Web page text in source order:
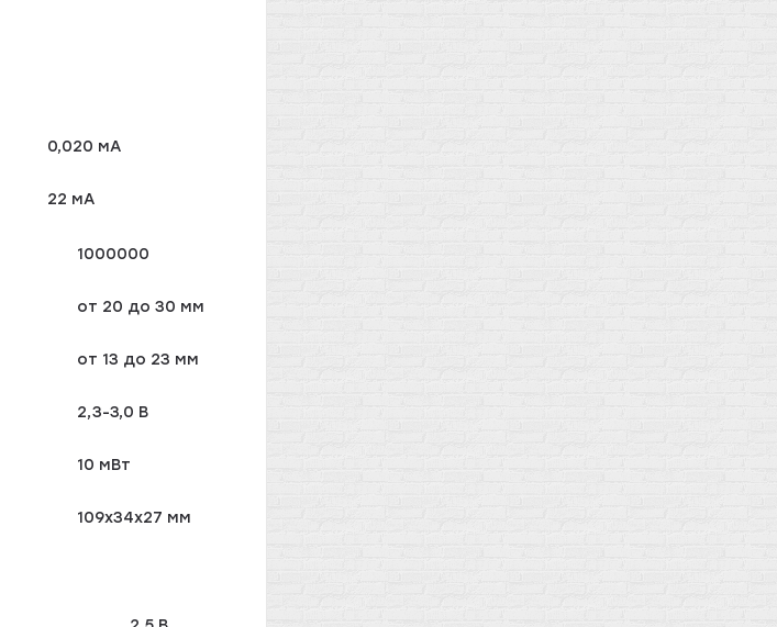
0,020 мА
22 мА
1000000
от 20 до 30 мм
от 13 до 23 мм
2,3-3,0 В
10 мВт
109х34х27 мм